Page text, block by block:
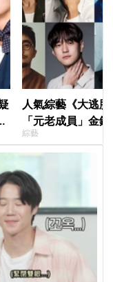
人氣綜藝《大逃
「元老成員」金
SEVENTEEN 勝
席成最大焦點
綜藝